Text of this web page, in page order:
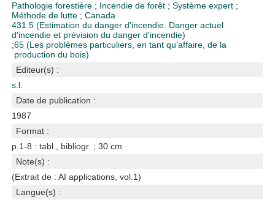
Pathologie forestière ; Incendie de forêt ;Système expert ;
Méthode de lutte ;Canada
431.5 (Estimation du danger d'incendie. Danger actuel
d'incendie et prévision du danger d'incendie)
;65 (Les problèmes particuliers, en tant qu'affaire, de la
production du bois)
Editeur(s) :
s.l.
Date de publication :
1987
Format :
p.1-8 : tabl., bibliogr. ; 30 cm
Note(s) :
(Extrait de : AI applications, vol.1)
Langue(s) :